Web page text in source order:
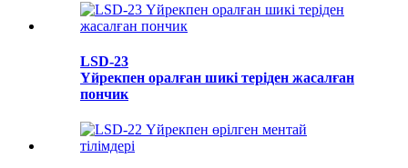
LSD-23
Үйрекпен оралған шикі теріден жасалған
пончик